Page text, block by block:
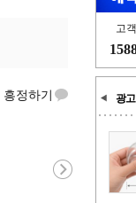
고
광고
흥정하기